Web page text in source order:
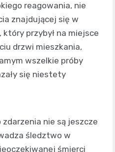
reagowania, nie
znajdującej się w
przybył na miejsce
drzwi mieszkania,
wszelkie próby
się niestety
nie są jeszcze
śledztwo w
śmierci